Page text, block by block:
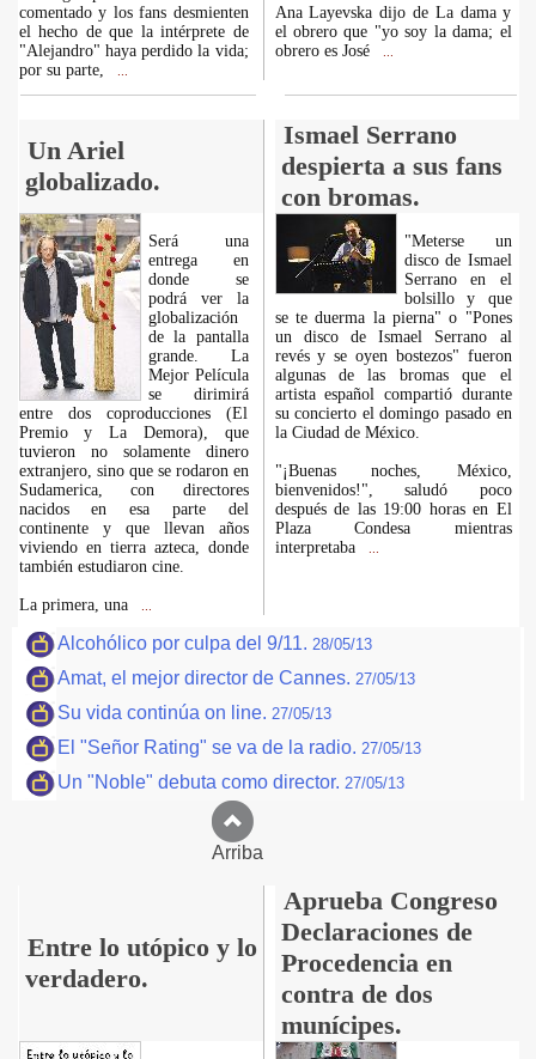
comentado y los fans desmienten
el hecho de que la intérprete de
"Alejandro" haya perdido la vida;
por su parte,
Ana Layevska dijo de La dama y
el obrero que "yo soy la dama; el
obrero es José
Un Ariel
globalizado.
Ismael Serrano
despierta a sus fans
con bromas.
Será una
entrega en
donde se
podrá ver la
globalización
de la pantalla
grande. La
Mejor Película
se dirimirá
entre dos coproducciones (El
Premio y La Demora), que
tuvieron no solamente dinero
extranjero, sino que se rodaron en
Sudamerica, con directores
nacidos en esa parte del
continente y que llevan años
viviendo en tierra azteca, donde
también estudiaron cine.
La primera, una
"Meterse un
disco de Ismael
Serrano en el
bolsillo y que
se te duerma la pierna" o "Pones
un disco de Ismael Serrano al
revés y se oyen bostezos" fueron
algunas de las bromas que el
artista español compartió durante
su concierto el domingo pasado en
la Ciudad de México.
"¡Buenas noches, México,
bienvenidos!", saludó poco
después de las 19:00 horas en El
Plaza Condesa mientras
interpretaba
Alcohólico por culpa del 9/11. 28/05/13
Amat, el mejor director de Cannes. 27/05/13
Su vida continúa on line. 27/05/13
El "Señor Rating" se va de la radio. 27/05/13
Un "Noble" debuta como director. 27/05/13
Arriba
Entre lo utópico y lo
verdadero.
Aprueba Congreso
Declaraciones de
Procedencia en
contra de dos
munícipes.